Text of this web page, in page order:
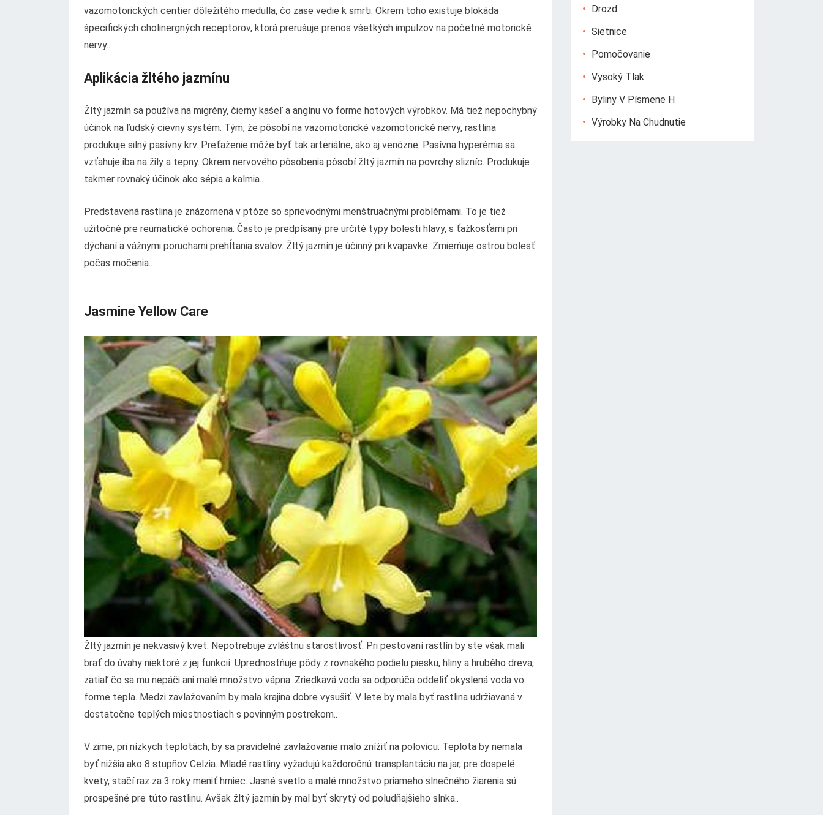
vazomotorických centier dôležitého medulla, čo zase vedie k smrti. Okrem toho existuje blokáda
špecifických cholinergných receptorov, ktorá prerušuje prenos všetkých impulzov na početné motorické
nervy..
Aplikácia žltého jazmínu
Žltý jazmín sa používa na migrény, čierny kašeľ a angínu vo forme hotových výrobkov. Má tiež nepochybný
účinok na ľudský cievny systém. Tým, že pôsobí na vazomotorické vazomotorické nervy, rastlina
produkuje silný pasívny krv. Preťaženie môže byť tak arteriálne, ako aj venózne. Pasívna hyperémia sa
vzťahuje iba na žily a tepny. Okrem nervového pôsobenia pôsobí žltý jazmín na povrchy slizníc. Produkuje
takmer rovnaký účinok ako sépia a kalmia..
Predstavená rastlina je znázornená v ptóze so sprievodnými menštruačnými problémami. To je tiež
užitočné pre reumatické ochorenia. Často je predpísaný pre určité typy bolesti hlavy, s ťažkosťami pri
dýchaní a vážnymi poruchami prehĺtania svalov. Žltý jazmín je účinný pri kvapavke. Zmierňuje ostrou bolesť
počas močenia..
Jasmine Yellow Care
Žltý jazmín je nekvasivý kvet. Nepotrebuje zvláštnu starostlivosť. Pri pestovaní rastlín by ste však mali
brať do úvahy niektoré z jej funkcií. Uprednostňuje pôdy z rovnakého podielu piesku, hliny a hrubého dreva,
zatiaľ čo sa mu nepáči ani malé množstvo vápna. Zriedkavá voda sa odporúča oddeliť okyslená voda vo
forme tepla. Medzi zavlažovaním by mala krajina dobre vysušiť. V lete by mala byť rastlina udržiavaná v
dostatočne teplých miestnostiach s povinným postrekom..
V zime, pri nízkych teplotách, by sa pravidelné zavlažovanie malo znížiť na polovicu. Teplota by nemala
byť nižšia ako 8 stupňov Celzia. Mladé rastliny vyžadujú každoročnú transplantáciu na jar, pre dospelé
kvety, stačí raz za 3 roky meniť hrniec. Jasné svetlo a malé množstvo priameho slnečného žiarenia sú
prospešné pre túto rastlinu. Avšak žltý jazmín by mal byť skrytý od poludňajšieho slnka..
Drozd
Sietnice
Pomočovanie
Vysoký Tlak
Byliny V Písmene H
Výrobky Na Chudnutie